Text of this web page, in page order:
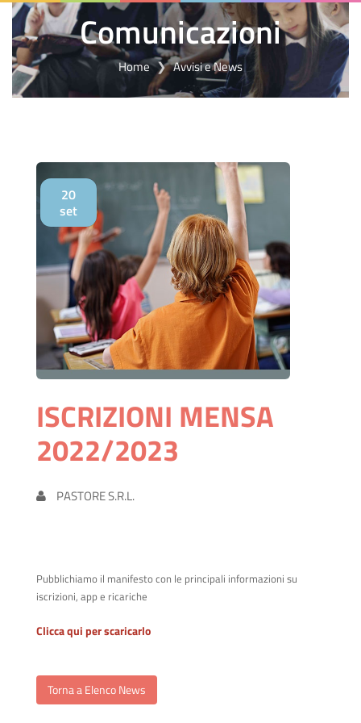
Comunicazioni
Home Avvisi e News
20
set
ISCRIZIONI MENSA
2022/2023
PASTORE S.R.L.
Pubblichiamo il manifesto con le principali informazioni su
iscrizioni, app e ricariche
Clicca qui per scaricarlo
Torna a Elenco News